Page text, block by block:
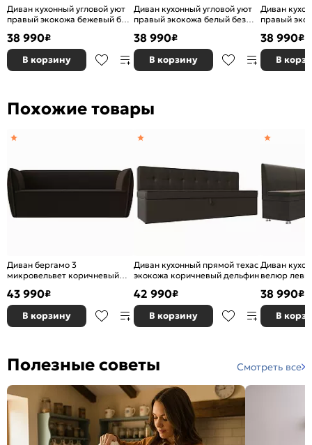
Диван кухонный угловой уют
правый экокожа бежевый без
38 990₽
В корзину
Диван кухонный угловой уют
правый экокожа белый без
38 990₽
В корзину
Диван
правый
38 990₽
В
Похожие товары
Диван бергамо 3
микровельвет коричневый
43 990₽
В корзину
Диван кухонный прямой техас
экокожа коричневый дельфин
42 990₽
В корзину
Диван
велюр
38 990₽
В
Полезные советы Смотреть все